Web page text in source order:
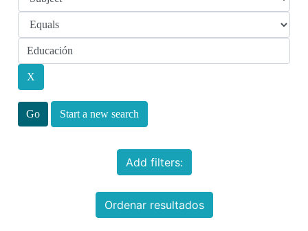
Start a new search
Add filters:
Ordenar resultados